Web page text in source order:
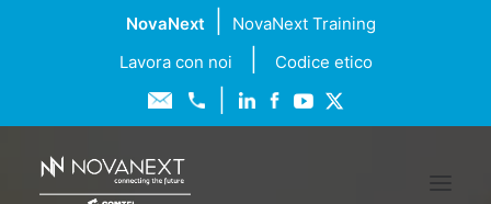
NovaNext
NovaNext Training
Lavora con noi
Codice etico